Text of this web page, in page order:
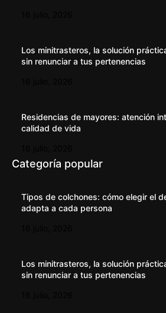
Los minitrasteros, la solución
sin renunciar a tus pertenencias
Residencias de mayores: atención
calidad de vida
Categoría popular
Tipos de colchones: cómo elegir el
adapta a cada persona
Los minitrasteros, la solución
sin renunciar a tus pertenencias